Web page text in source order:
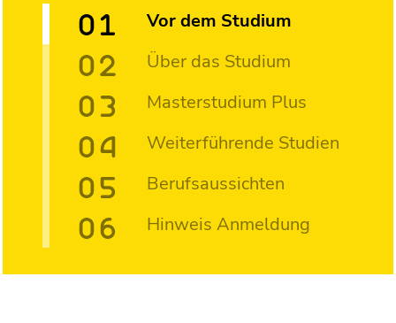
Vor dem Studium
Über das Studium
Masterstudium Plus
Weiterführende Studien
Berufsaussichten
Hinweis Anmeldung